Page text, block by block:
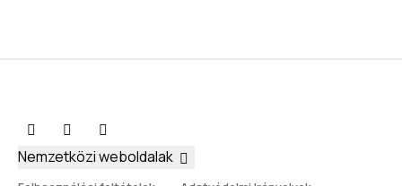
Nemzetközi weboldalak